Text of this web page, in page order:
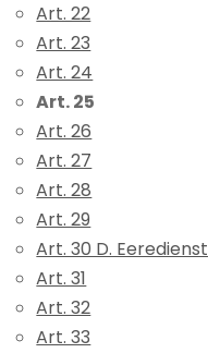
Art. 22
Art. 23
Art. 24
Art. 25
Art. 26
Art. 27
Art. 28
Art. 29
Art. 30 D. Eeredienst
Art. 31
Art. 32
Art. 33